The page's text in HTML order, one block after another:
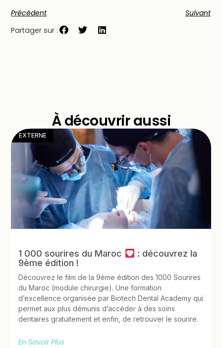
Précédent
Suivant
Partager sur :
À découvrir aussi
EXTERNE
1 000 sourires du Maroc
: découvrez la
9ème édition !
Découvrez le film de la 9ème édition des 1000 Sourires
du Maroc (module chirurgie). Une formation
d’excellence organisée par Biotech Dental Academy qui
permet aux plus démunis d’accéder à des soins
dentaires gratuitement et enfin, de retrouver le sourire.
En Savoir Plus